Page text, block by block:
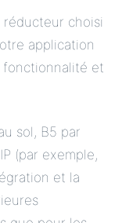
choisi
application
fonctionnalité et
sol, B5 par
(par exemple,
et la